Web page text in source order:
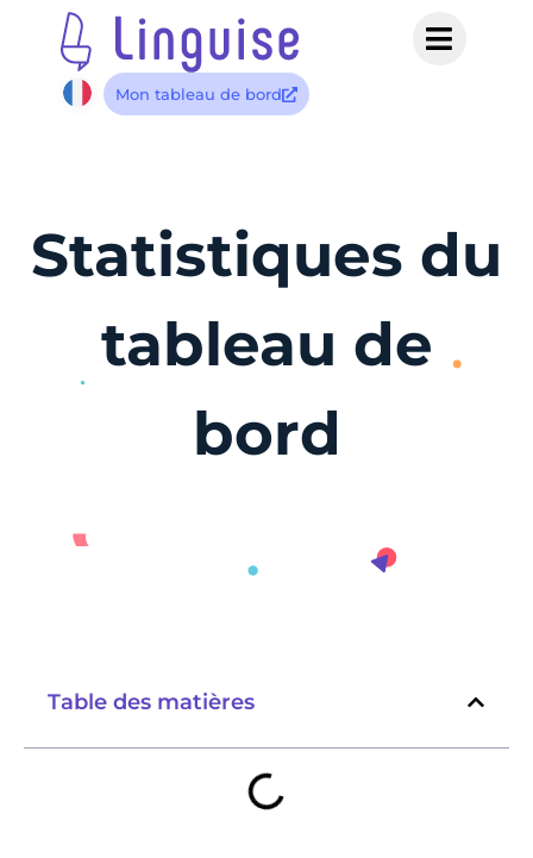
Mon tableau de bord
Statistiques du
tableau de
bord
Table des matières